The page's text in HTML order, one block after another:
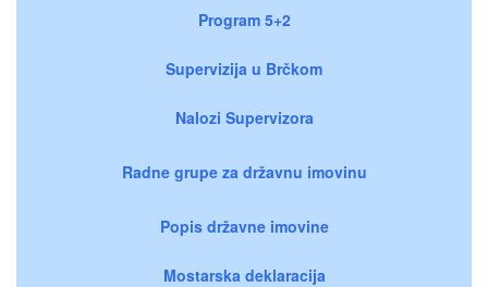
Program 5+2
Supervizija u Brčkom
Nalozi Supervizora
Radne grupe za državnu imovinu
Popis državne imovine
Mostarska deklaracija